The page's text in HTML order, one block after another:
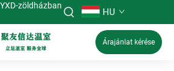
zöldházban
HU
Árajánlat kérése